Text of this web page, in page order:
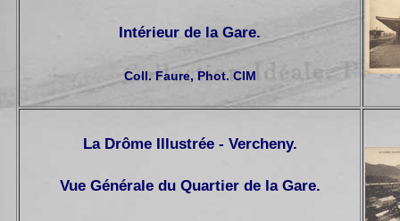
Intérieur de la Gare.
Coll. Faure, Phot. CIM
La Drôme Illustrée - Vercheny.
Vue Générale du Quartier de la Gare.